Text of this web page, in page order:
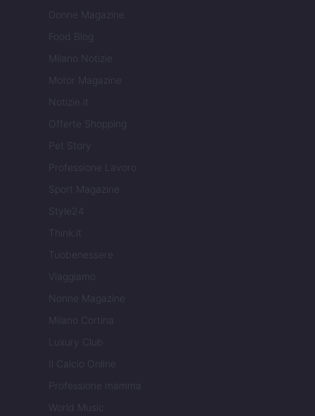
Donne Magazine
Food Blog
Milano Notizie
Motor Magazine
Notizie.it
Offerte Shopping
Pet Story
Professione Lavoro
Sport Magazine
Style24
Think.it
Tuobenessere
Viaggiamo
Nonne Magazine
Milano Cortina
Luxury Club
Il Calcio Online
Professione mamma
World Music